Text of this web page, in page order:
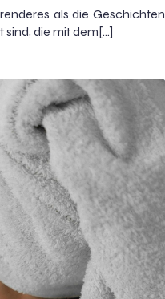
als die Geschichten
die mit dem[…]